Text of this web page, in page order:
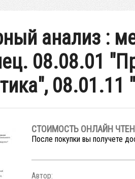
анализ :
08.08.01
08.01.11
СТОИМОСТЬ ОНЛАЙН
После покупки вы получете
Автор: